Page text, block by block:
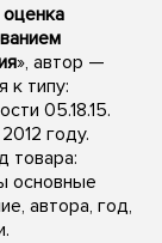
», автор —
к типу:
05.18.15.
году.
товара:
основные
автора, год,